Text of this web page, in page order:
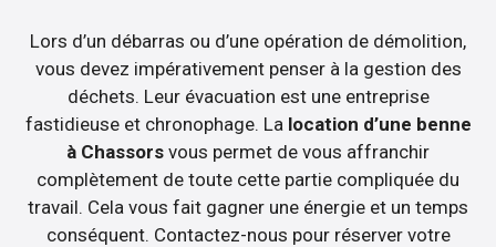
Lors d’un débarras ou d’une opération de démolition,
vous devez impérativement penser à la gestion des
déchets. Leur évacuation est une entreprise
fastidieuse et chronophage. La location d’une benne
à Chassors vous permet de vous affranchir
complètement de toute cette partie compliquée du
travail. Cela vous fait gagner une énergie et un temps
conséquent. Contactez-nous pour réserver votre